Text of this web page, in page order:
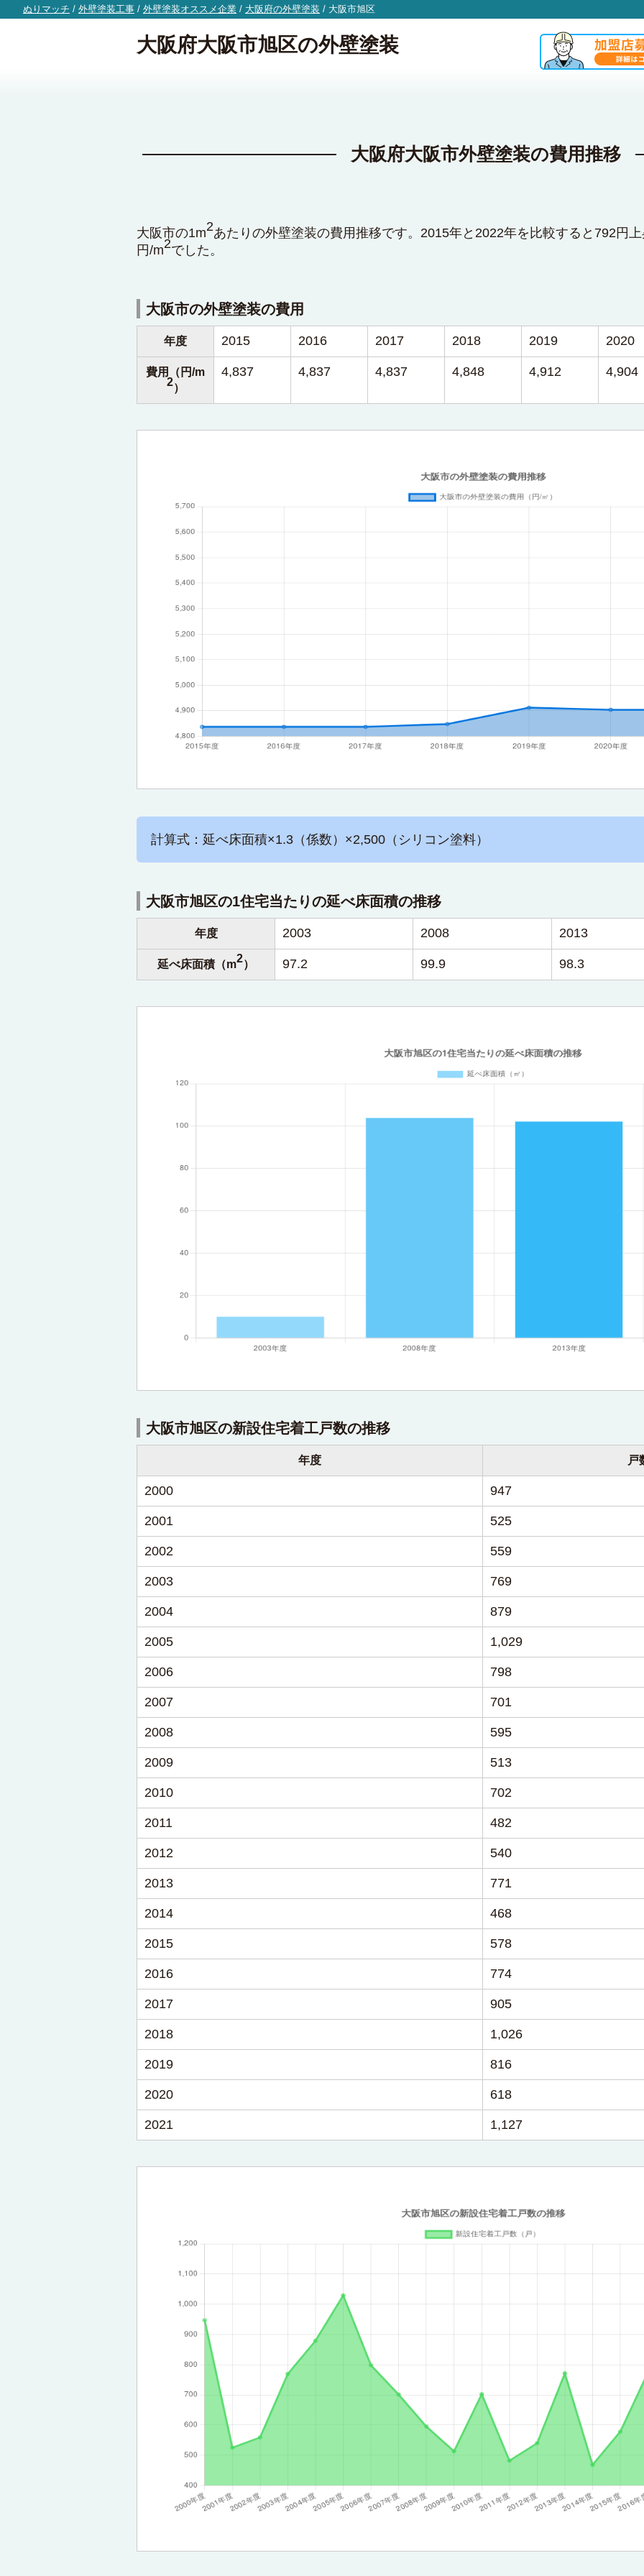
ぬりマッチ / 外壁塗装工事 / 外壁塗装オススメ企業 / 大阪府の外壁塗装 / 大阪市旭区
大阪府大阪市旭区の外壁塗装
大阪府大阪市外壁塗装の費用推移
大阪市の1m2あたりの外壁塗装の費用推移です。2015年と2022年を比較すると792円
円/m2でした。
大阪市の外壁塗装の費用
年度 2015 2016 2017 2018 2019 2020
費用（円/m
2）
4,837 4,837 4,837 4,848 4,912 4,904
計算式：延べ床面積×1.3（係数）×2,500（シリコン塗料）
大阪市旭区の1住宅当たりの延べ床面積の推移
年度 2003 2008 2013
延べ床面積（m2） 97.2 99.9 98.3
大阪市旭区の新設住宅着工戸数の推移
年度 戸
2000 947
2001 525
2002 559
2003 769
2004 879
2005 1,029
2006 798
2007 701
2008 595
2009 513
2010 702
2011 482
2012 540
2013 771
2014 468
2015 578
2016 774
2017 905
2018 1,026
2019 816
2020 618
2021 1,127